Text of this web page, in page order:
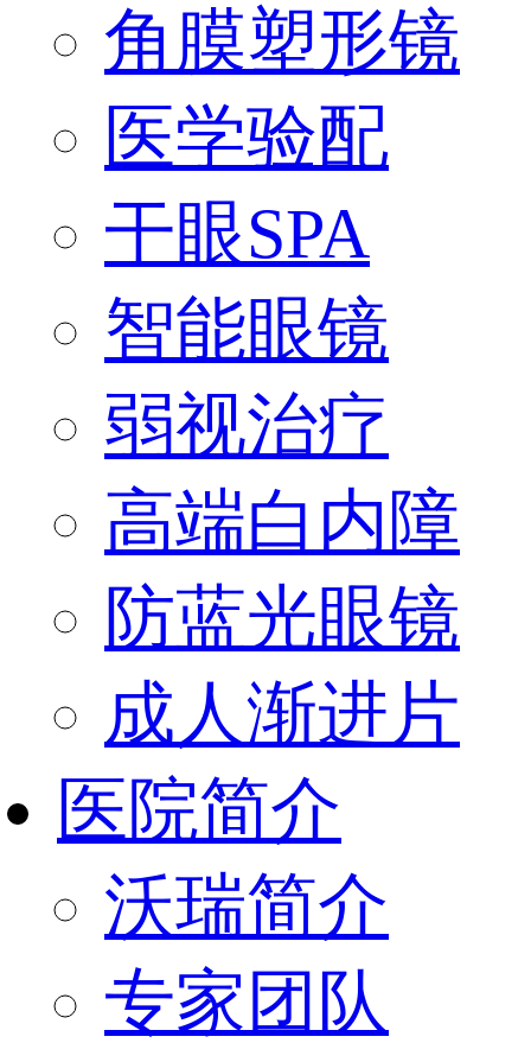
角膜塑形镜
医学验配
干眼SPA
智能眼镜
弱视治疗
高端白内障
防蓝光眼镜
成人渐进片
医院简介
沃瑞简介
专家团队